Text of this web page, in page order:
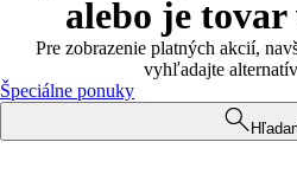
alebo je
Pre zobrazenie platných akcií,
vyhľadajte
Špeciálne ponuky